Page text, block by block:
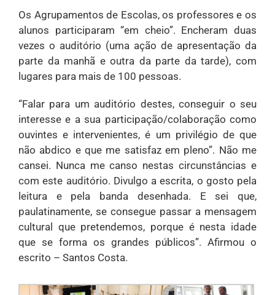
Os Agrupamentos de Escolas, os professores e os
alunos participaram “em cheio”. Encheram duas
vezes o auditório (uma ação de apresentação da
parte da manhã e outra da parte da tarde), com
lugares para mais de 100 pessoas.
“Falar para um auditório destes, conseguir o seu
interesse e a sua participação/colaboração como
ouvintes e intervenientes, é um privilégio de que
não abdico e que me satisfaz em pleno”. Não me
cansei. Nunca me canso nestas circunstâncias e
com este auditório. Divulgo a escrita, o gosto pela
leitura e pela banda desenhada. E sei que,
paulatinamente, se consegue passar a mensagem
cultural que pretendemos, porque é nesta idade
que se forma os grandes públicos”. Afirmou o
escrito – Santos Costa.